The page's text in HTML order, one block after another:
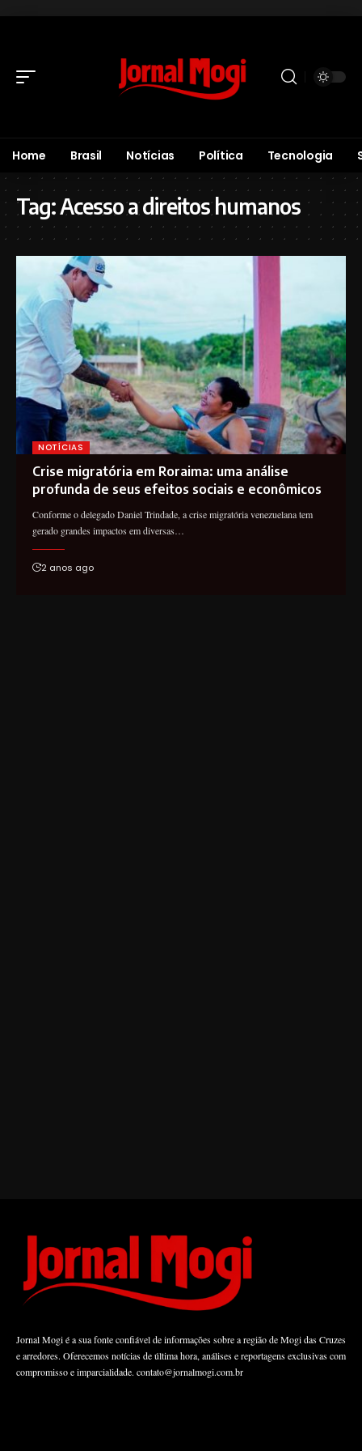
Home Brasil Notícias Política Tecnologia
Tag:Acesso a direitos humanos
NOTÍCIAS
Crise migratória em Roraima: uma análise
profunda de seus efeitos sociais e econômicos
Conforme o delegado Daniel Trindade, a crise migratória venezuelana tem
gerado grandes impactos em diversas…
2 anos ago
Jornal Mogi é a sua fonte confiável de informações sobre a região de Mogi das Cruzes
e arredores. Oferecemos notícias de última hora, análises e reportagens exclusivas com
compromisso e imparcialidade. contato@jornalmogi.com.br